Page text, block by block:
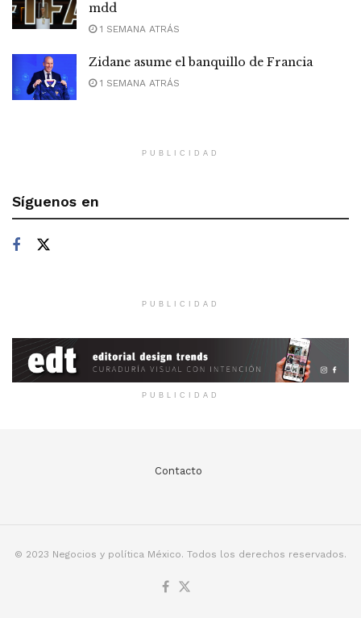
mdd
1 SEMANA ATRÁS
Zidane asume el banquillo de Francia
1 SEMANA ATRÁS
PUBLICIDAD
Síguenos en
PUBLICIDAD
PUBLICIDAD
Contacto
© 2023 Negocios y política México. Todos los derechos reservados.